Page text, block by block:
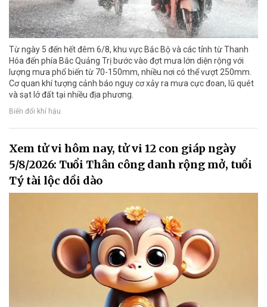
Từ ngày 5 đến hết đêm 6/8, khu vực Bắc Bộ và các tỉnh từ Thanh
Hóa đến phía Bắc Quảng Trị bước vào đợt mưa lớn diện rộng với
lượng mưa phổ biến từ 70-150mm, nhiều nơi có thể vượt 250mm.
Cơ quan khí tượng cảnh báo nguy cơ xảy ra mưa cực đoan, lũ quét
và sạt lở đất tại nhiều địa phương.
Biến đổi khí hậu
Xem tử vi hôm nay, tử vi 12 con giáp ngày
5/8/2026: Tuổi Thân công danh rộng mở, tuổi
Tý tài lộc dồi dào